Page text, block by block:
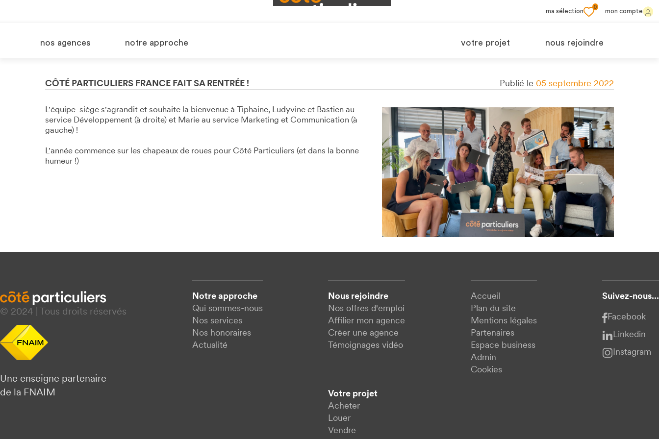
ma sélection
0
mon compte
nos agences notre approche votre projet nous rejoindre
CÔTÉ PARTICULIERS FRANCE FAIT SA RENTRÉE ! Publié le 05 septembre 2022
L'équipe siège s'agrandit et souhaite la bienvenue à Tiphaine, Ludyvine et Bastien au
service Développement (à droite) et Marie au service Marketing et Communication (à
gauche) !
L'année commence sur les chapeaux de roues pour Côté Particuliers (et dans la bonne
humeur !)
© 2024 | Tous droits réservés
Une enseigne partenaire
de la FNAIM
Notre approche
Qui sommes-nous
Nos services
Nos honoraires
Actualité
Nous rejoindre
Nos offres d'emploi
Affilier mon agence
Créer une agence
Témoignages vidéo
Votre projet
Acheter
Louer
Vendre
Accueil
Plan du site
Mentions légales
Partenaires
Espace business
Admin
Cookies
Suivez-nous...
Facebook
Linkedin
Instagram